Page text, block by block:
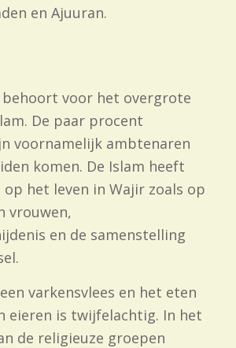
en Ajuuran.
behoort voor het overgrote
De paar procent
voornamelijk ambtenaren
komen. De Islam heeft
het leven in Wajir zoals op
vrouwen,
en de samenstelling
varkensvlees en het eten
eieren is twijfelachtig. In het
de religieuze groepen